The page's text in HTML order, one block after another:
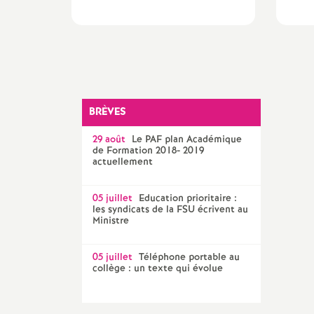
BRÈVES
29 août Le PAF plan Académique
de Formation 2018- 2019
actuellement
05 juillet Education prioritaire :
les syndicats de la FSU écrivent au
Ministre
05 juillet Téléphone portable au
collège : un texte qui évolue